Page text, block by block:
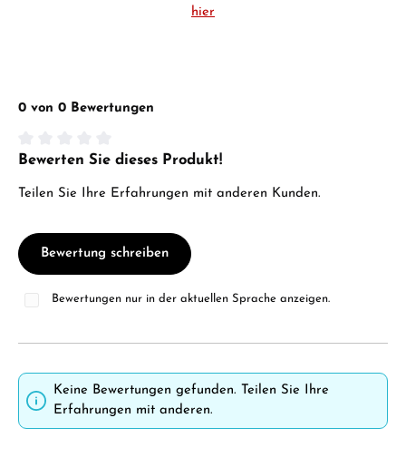
hier
0 von 0 Bewertungen
Durchschnittliche Bewertung von 0 von 5 Sternen
Bewerten Sie dieses Produkt!
Teilen Sie Ihre Erfahrungen mit anderen Kunden.
Bewertung schreiben
Bewertungen nur in der aktuellen Sprache anzeigen.
Keine Bewertungen gefunden. Teilen Sie Ihre
Erfahrungen mit anderen.